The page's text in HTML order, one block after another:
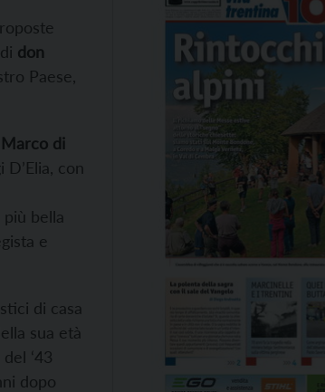
don
Paese,
di
D’Elia, con
bella
e
di casa
sua età
‘43
dopo